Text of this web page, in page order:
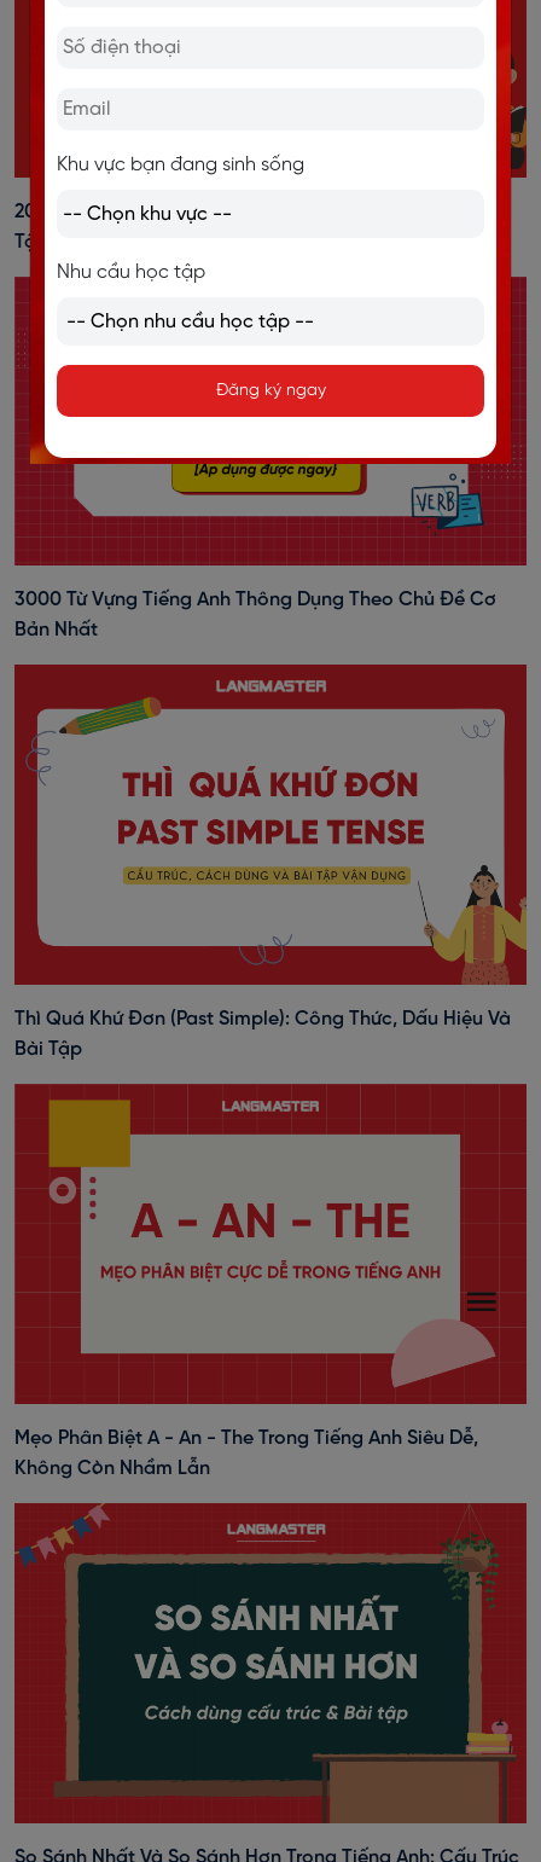
20+ Cách Đánh Trọng Âm Tiếng Anh Dễ Nhớ, Kèm Bài
Tập Vận Dụng
3000 Từ Vựng Tiếng Anh Thông Dụng Theo Chủ Đề Cơ
Bản Nhất
Thì Quá Khứ Đơn (past Simple): Công Thức, Dấu Hiệu Và
Bài Tập
Mẹo Phân Biệt A - An - The Trong Tiếng Anh Siêu Dễ,
Không Còn Nhầm Lẫn
So Sánh Nhất Và So Sánh Hơn Trong Tiếng Anh: Cấu Trúc
Khu vực bạn đang sinh sống
Nhu cầu học tập
Đăng ký ngay